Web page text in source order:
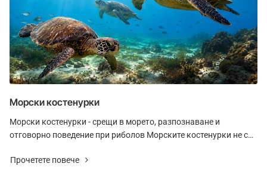
Морски костенурки
Морски костенурки - срещи в морето, разпознаване и
отговорно поведение при риболов Морските костенурки не са
Прочетете повече